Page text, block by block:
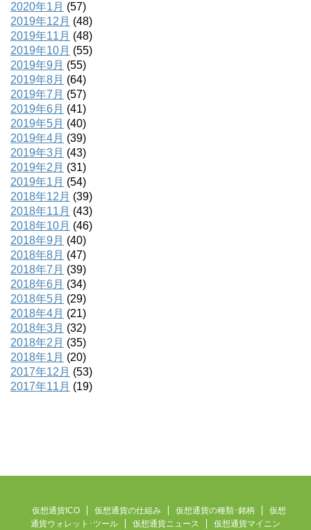
2020年1月 (57)
2019年12月 (48)
2019年11月 (48)
2019年10月 (55)
2019年9月 (55)
2019年8月 (64)
2019年7月 (57)
2019年6月 (41)
2019年5月 (40)
2019年4月 (39)
2019年3月 (43)
2019年2月 (31)
2019年1月 (54)
2018年12月 (39)
2018年11月 (43)
2018年10月 (46)
2018年9月 (40)
2018年8月 (47)
2018年7月 (39)
2018年6月 (34)
2018年5月 (29)
2018年4月 (21)
2018年3月 (32)
2018年2月 (35)
2018年1月 (20)
2017年12月 (53)
2017年11月 (19)
仮想通貨ICO 仮想通貨の仕組み 仮想通貨の種類･銘柄
仮想
通貨ウォレット･ツール
仮想通貨ニュース 仮想通貨マイニン